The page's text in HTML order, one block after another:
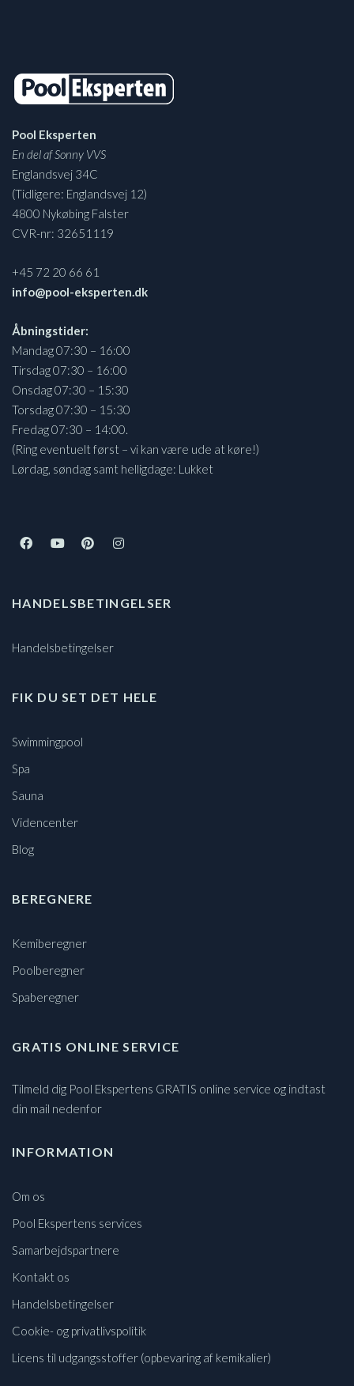
Pool Eksperten
En del af Sonny VVS
Englandsvej 34C
(Tidligere: Englandsvej 12)
4800 Nykøbing Falster
CVR-nr: 32651119
+45 72 20 66 61
info@pool-eksperten.dk
Åbningstider:
Mandag 07:30 – 16:00
Tirsdag 07:30 – 16:00
Onsdag 07:30 – 15:30
Torsdag 07:30 – 15:30
Fredag 07:30 – 14:00.
(Ring eventuelt først – vi kan være ude at køre!)
Lørdag, søndag samt helligdage: Lukket
HANDELSBETINGELSER
Handelsbetingelser
FIK DU SET DET HELE
Swimmingpool
Spa
Sauna
Videncenter
Blog
BEREGNERE
Kemiberegner
Poolberegner
Spaberegner
GRATIS ONLINE SERVICE
Tilmeld dig Pool Ekspertens GRATIS online service og indtast
din mail nedenfor
INFORMATION
Om os
Pool Ekspertens services
Samarbejdspartnere
Kontakt os
Handelsbetingelser
Cookie- og privatlivspolitik
Licens til udgangsstoffer (opbevaring af kemikalier)